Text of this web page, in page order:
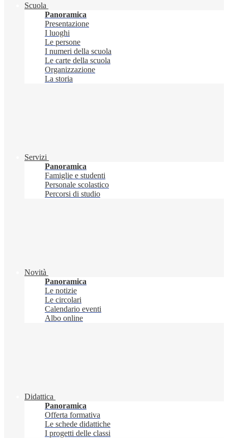
Scuola
Panoramica
Presentazione
I luoghi
Le persone
I numeri della scuola
Le carte della scuola
Organizzazione
La storia
Servizi
Panoramica
Famiglie e studenti
Personale scolastico
Percorsi di studio
Novità
Panoramica
Le notizie
Le circolari
Calendario eventi
Albo online
Didattica
Panoramica
Offerta formativa
Le schede didattiche
I progetti delle classi